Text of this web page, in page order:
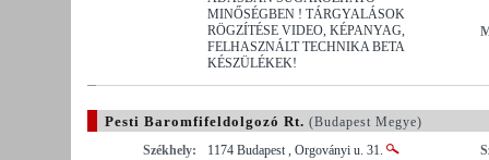
MINŐSÉGBEN ! TÁRGYALÁSOK
RÖGZÍTÉSE VIDEO, KÉPANYAG,
FELHASZNÁLT TECHNIKA BETA
KÉSZÜLÉKEK!
Pesti Baromfifeldolgozó Rt. (Budapest Megye)
Székhely:
1174 Budapest , Orgoványi u. 31.